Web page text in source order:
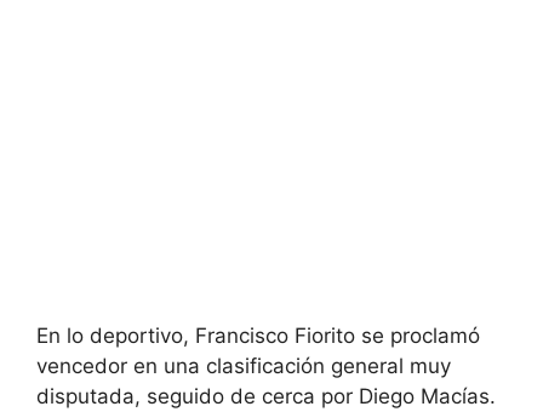
En lo deportivo, Francisco Fiorito se proclamó
vencedor en una clasificación general muy
disputada, seguido de cerca por Diego Macías.